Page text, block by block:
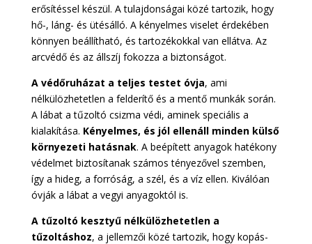
erősítéssel készül. A tulajdonságai közé tartozik, hogy
hő-, láng- és ütésálló. A kényelmes viselet érdekében
könnyen beállítható, és tartozékokkal van ellátva. Az
arcvédő és az állszíj fokozza a biztonságot.
A védőruházat a teljes testet óvja, ami
nélkülözhetetlen a felderítő és a mentő munkák során.
A lábat a tűzoltó csizma védi, aminek speciális a
kialakítása. Kényelmes, és jól ellenáll minden külső
környezeti hatásnak. A beépített anyagok hatékony
védelmet biztosítanak számos tényezővel szemben,
így a hideg, a forróság, a szél, és a víz ellen. Kiválóan
óvják a lábat a vegyi anyagoktól is.
A tűzoltó kesztyű nélkülözhetetlen a
tűzoltáshoz, a jellemzői közé tartozik, hogy kopás-